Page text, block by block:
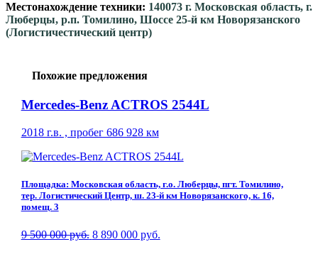
Местонахождение техники: 140073 г. Московская область, г.
Люберцы, р.п. Томилино, Шоссе 25-й км Новорязанского
(Логистичестический центр)
Похожие предложения
Mercedes-Benz ACTROS 2544L
2018 г.в. , пробег 686 928 км
Площадка: Московская область, г.о. Люберцы, пгт. Томилино,
тер. Логистический Центр, ш. 23-й км Новорязанского, к. 16,
помещ. 3
9 500 000 руб. 8 890 000 руб.